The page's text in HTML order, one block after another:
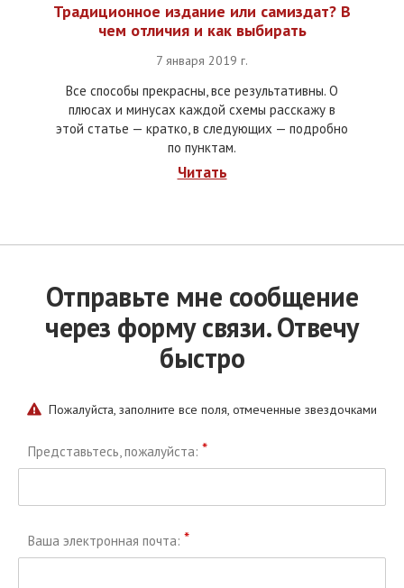
Традиционное издание или самиздат? В
чем отличия и как выбирать
7 января 2019 г.
Все способы прекрасны, все результативны. О
плюсах и минусах каждой схемы расскажу в
этой статье — кратко, в следующих — подробно
по пунктам.
Читать
Отправьте мне сообщение
через форму связи. Отвечу
быстро
Пожалуйста, заполните все поля, отмеченные звездочками
Представьтесь, пожалуйста: *
Ваша электронная почта: *